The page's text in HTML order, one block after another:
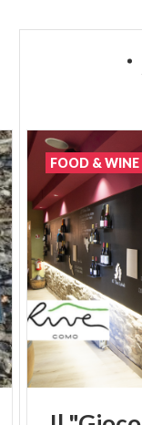
FOOD & WINE